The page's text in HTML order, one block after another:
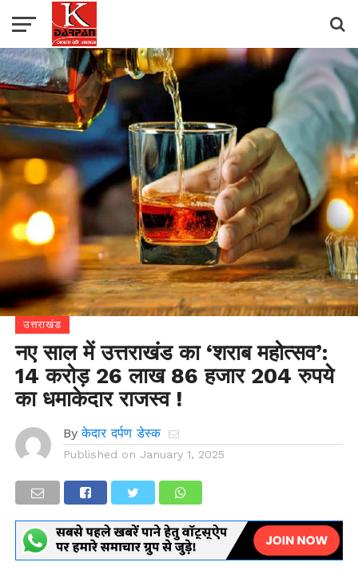
उत्तराखंड
नए साल में उत्तराखंड का ‘शराब महोत्सव’:
14 करोड़ 26 लाख 86 हजार 204 रुपये
का धमाकेदार राजस्व !
By केदार दर्पण डेस्क
Published on January 1, 2025